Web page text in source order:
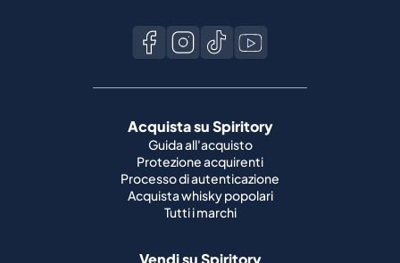
Acquista su Spiritory
Guida all'acquisto
Protezione acquirenti
Processo di autenticazione
Acquista whisky popolari
Tutti i marchi
Vendi su Spiritory